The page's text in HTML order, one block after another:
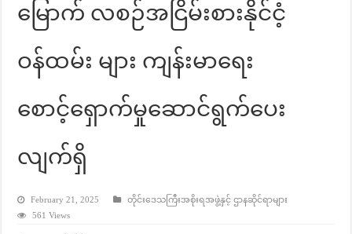
မြောက် လစဉ်အငြိမ်းစားနိုင်ငံ့
ဝန်ထမ်း များ ကျန်းမာရေး
စောင့်ရှောက်မှုဆောင်ရွက်ပေး
လျက်ရှိ
February 21, 2025
တိုင်းဒေသကြီးအစိုးရအဖွဲ့နှင့် ဌာနဆိုင်ရာများ
561 Views